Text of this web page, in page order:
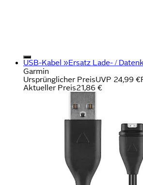
USB-Kabel »Ersatz Lade- /
Garmin
Ursprünglicher PreisUVP 24,99 €
Aktueller Preis21,86 €